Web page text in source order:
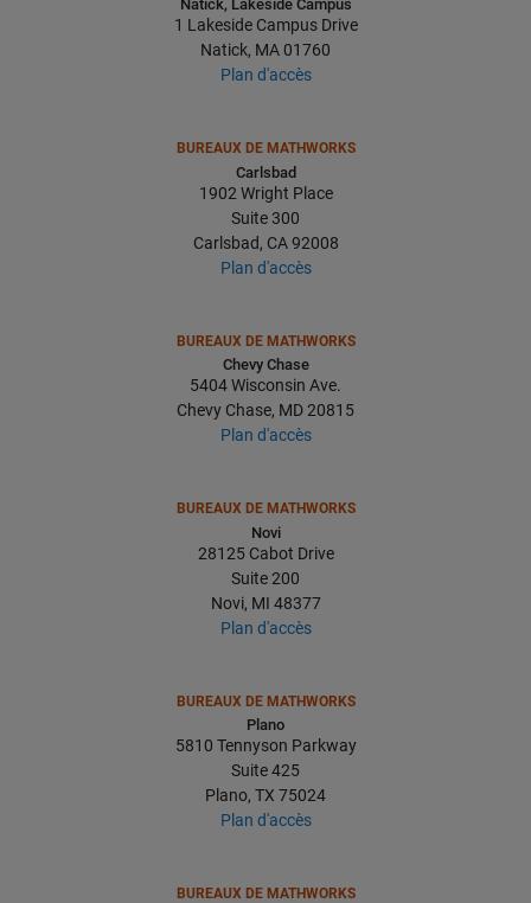
Natick, Lakeside Campus
1 Lakeside Campus Drive
Natick, MA 01760
Plan d'accès
BUREAUX DE MATHWORKS
Carlsbad
1902 Wright Place
Suite 300
Carlsbad, CA 92008
Plan d'accès
BUREAUX DE MATHWORKS
Chevy Chase
5404 Wisconsin Ave.
Chevy Chase, MD 20815
Plan d'accès
BUREAUX DE MATHWORKS
Novi
28125 Cabot Drive
Suite 200
Novi, MI 48377
Plan d'accès
BUREAUX DE MATHWORKS
Plano
5810 Tennyson Parkway
Suite 425
Plano, TX 75024
Plan d'accès
BUREAUX DE MATHWORKS